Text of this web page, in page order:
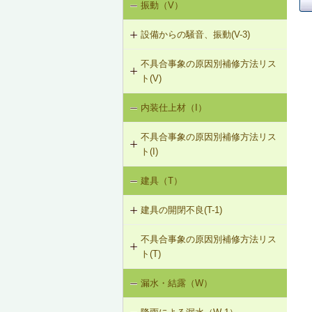
強（たる木方式）
R-1-501 仕上材の留付け直し（瓦ぶ
き）
界床に係る遮音不良（床歩行音等の
床衝撃音）（SO-1）
界床に係る遮音不良（椅子の移動音
や物の落下音等の床衝撃音）（SO-
2）
界壁に係る遮音不良（界壁からの透
過音）（SO-3）
外壁開口部に係る遮音不良（外部開
口部からの透過音）（SO-4）
振動（V）
設備からの騒音、振動(V-3)
V-3-001 換気扇・ダクト等の交換工
事
V-3-002 水栓の取付け直し
V-3-003 器具用通気弁の取付け
への交換
V-3-005 駐輪機からの音・振動の伝
不具合事象の原因別補修方法リス
ト(V)
床振動（V-1）
水平振動（V-2）
設備からの騒音、振動（V-3）
内装仕上材（I）
不具合事象の原因別補修方法リス
ト(I)
内装仕上材の汚損（I-1）
内装仕上材のひび割れ、はがれ等
（I-2）
建具（T）
建具の開閉不良(T-1)
T-1-001 丁番の取付け調整
T-1-002 丁番の取替え
T-1-003 ラッチボルト受金物の調整
不具合事象の原因別補修方法リス
ト(T)
建具の開閉不良（T-1）
漏水・結露（W）